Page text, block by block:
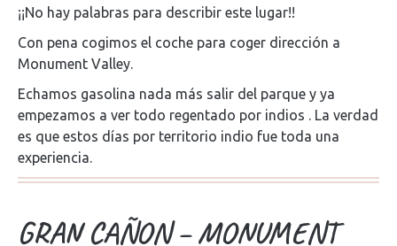
¡¡No hay palabras para describir este lugar!!
Con pena cogimos el coche para coger dirección a
Monument Valley.
Echamos gasolina nada más salir del parque y ya
empezamos a ver todo regentado por indios . La verdad
es que estos días por territorio indio fue toda una
experiencia.
GRAN CAÑON – MONUMENT